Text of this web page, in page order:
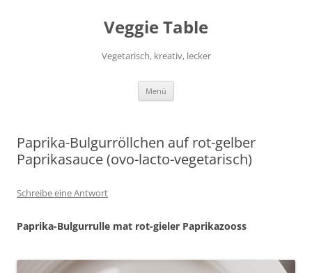
Veggie Table
Vegetarisch, kreativ, lecker
Menü
Paprika-Bulgurröllchen auf rot-gelber
Paprikasauce (ovo-lacto-vegetarisch)
Schreibe eine Antwort
Paprika-Bulgurrulle mat rot-gieler Paprikazooss